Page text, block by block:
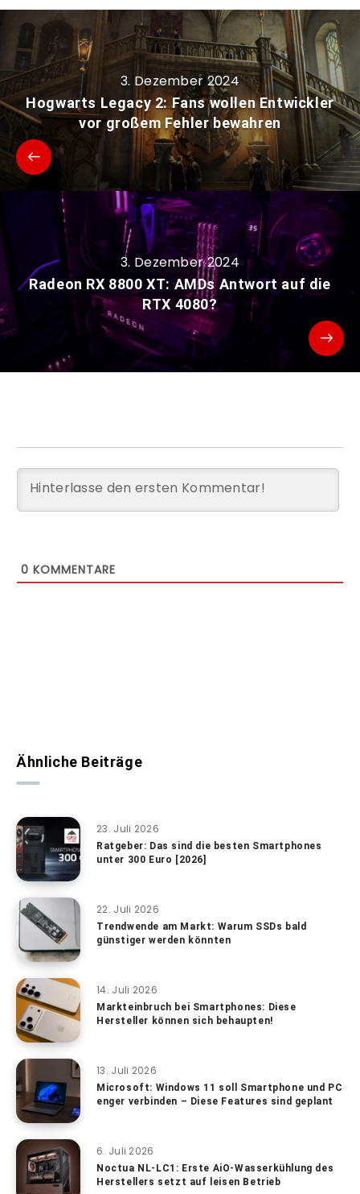
3. Dezember 2024
Hogwarts Legacy 2: Fans wollen Entwickler
vor großem Fehler bewahren
3. Dezember 2024
Radeon RX 8800 XT: AMDs Antwort auf die
RTX 4080?
0 KOMMENTARE
Ähnliche Beiträge
23. Juli 2026
Ratgeber: Das sind die besten Smartphones
unter 300 Euro [2026]
22. Juli 2026
Trendwende am Markt: Warum SSDs bald
günstiger werden könnten
14. Juli 2026
Markteinbruch bei Smartphones: Diese
Hersteller können sich behaupten!
13. Juli 2026
Microsoft: Windows 11 soll Smartphone und PC
enger verbinden – Diese Features sind geplant
6. Juli 2026
Noctua NL-LC1: Erste AiO-Wasserkühlung des
Herstellers setzt auf leisen Betrieb